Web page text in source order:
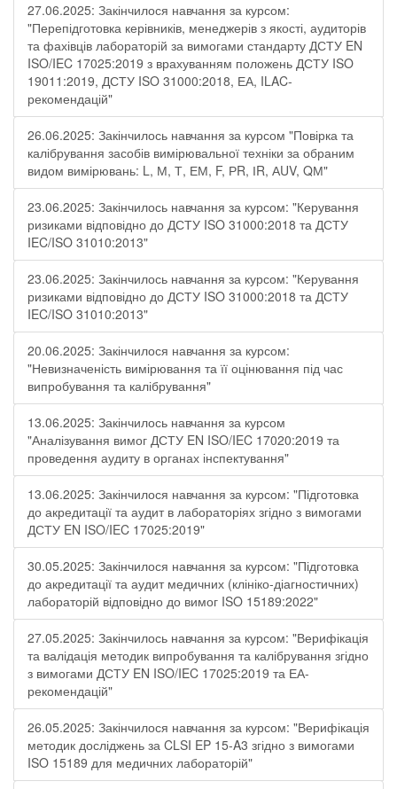
27.06.2025: Закінчилося навчання за курсом:
"Перепідготовка керівників, менеджерів з якості, аудиторів
та фахівців лабораторій за вимогами стандарту ДСТУ EN
ISO/IEC 17025:2019 з врахуванням положень ДСТУ ISO
19011:2019, ДСТУ ISO 31000:2018, ЕА, ILAC-
рекомендацій"
26.06.2025: Закінчилось навчання за курсом "Повірка та
калібрування засобів вимірювальної техніки за обраним
видом вимірювань: L, М, Т, ЕМ, F, РR, ІR, АUV, QМ"
23.06.2025: Закінчилось навчання за курсом: "Керування
ризиками відповідно до ДСТУ ISO 31000:2018 та ДСТУ
IEC/ISO 31010:2013"
23.06.2025: Закінчилось навчання за курсом: "Керування
ризиками відповідно до ДСТУ ISO 31000:2018 та ДСТУ
IEC/ISO 31010:2013"
20.06.2025: Закінчилося навчання за курсом:
"Невизначеність вимірювання та її оцінювання під час
випробування та калібрування"
13.06.2025: Закінчилось навчання за курсом
"Аналізування вимог ДСТУ EN ISO/IEC 17020:2019 та
проведення аудиту в органах інспектування"
13.06.2025: Закінчилося навчання за курсом: "Підготовка
до акредитації та аудит в лабораторіях згідно з вимогами
ДСТУ EN ISO/IEC 17025:2019"
30.05.2025: Закінчилося навчання за курсом: "Підготовка
до акредитації та аудит медичних (клініко-діагностичних)
лабораторій відповідно до вимог ISO 15189:2022"
27.05.2025: Закінчилось навчання за курсом: "Верифікація
та валідація методик випробування та калібрування згідно
з вимогами ДСТУ EN ISO/IEC 17025:2019 та ЕА-
рекомендацій"
26.05.2025: Закінчилося навчання за курсом: "Верифікація
методик досліджень за CLSI EP 15-A3 згідно з вимогами
ISO 15189 для медичних лабораторій"